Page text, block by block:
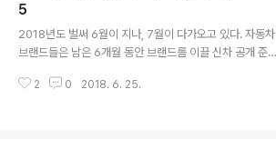
했다. 2002년 출시한 ‘카이엔’은 스포츠카 브랜드의 SUV
(다목적스포츠차량)로 많은 인기를 끌며, 글로벌 시장에서
1세대가 총 27만대 이상, 2010년 출시된 2세대가 50만
911 스포츠카를 기반으로 제작됐으며, 이전 모델과 비교해
5
2018년도 벌써 6월이 지나, 7월이 다가오고 있다. 자동차
브랜드들은 남은 6개월 동안 브랜드를 이끌 신차 공개 준
가장 사랑받고 있는 메르세데스 벤츠가 지난 18일 청담 전
2 0 2018. 6. 25.